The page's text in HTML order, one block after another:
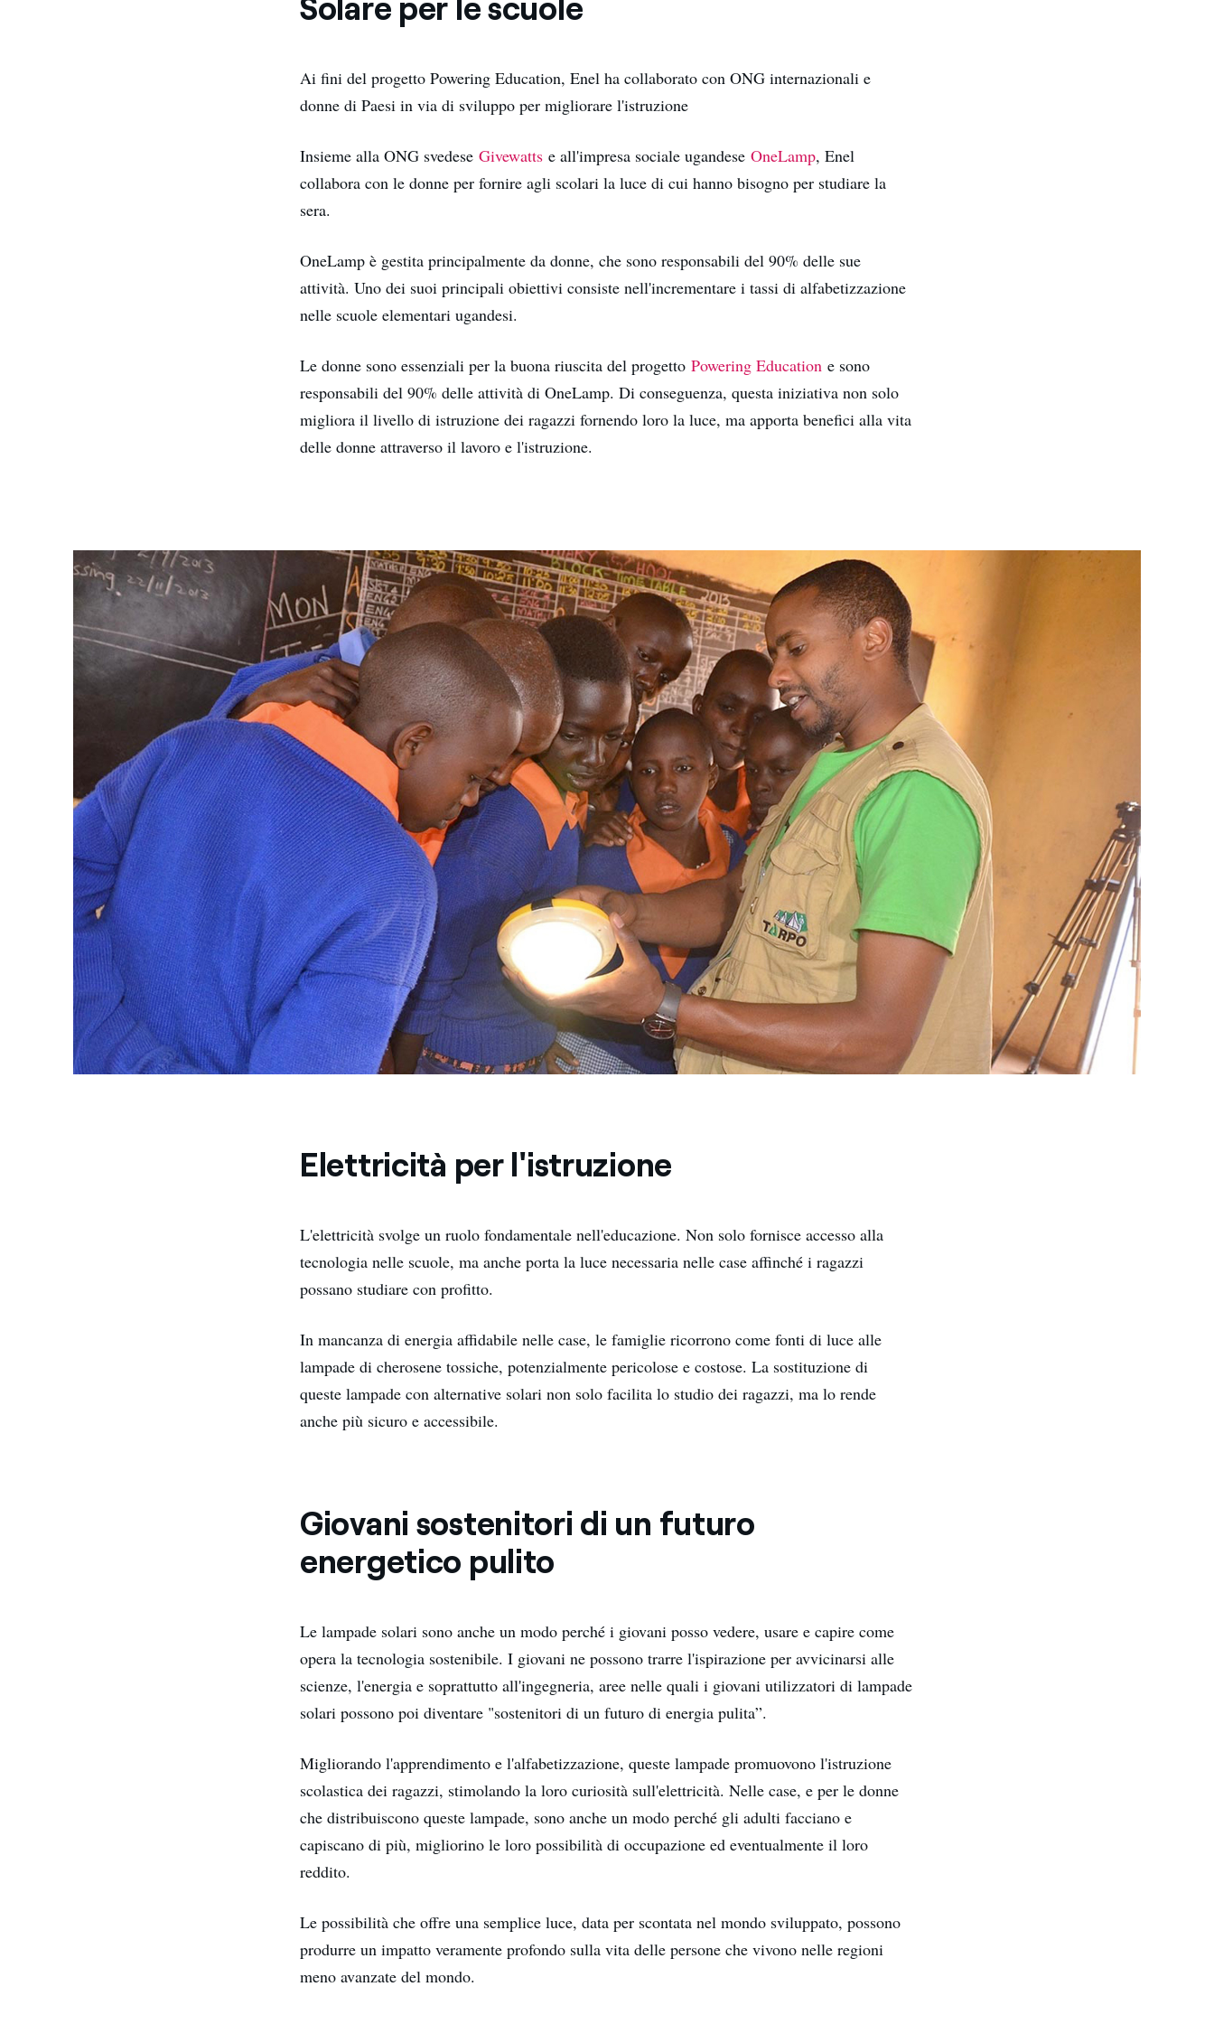
Solare per le scuole
Ai fini del progetto Powering Education, Enel ha collaborato con ONG internazionali e
donne di Paesi in via di sviluppo per migliorare l'istruzione
Insieme alla ONG svedeseGivewatts e all'impresa sociale ugandeseOneLamp, Enel
collabora con le donne per fornire agli scolari la luce di cui hanno bisogno per studiare la
sera.
OneLamp è gestita principalmente da donne, che sono responsabili del 90% delle sue
attività. Uno dei suoi principali obiettivi consiste nell'incrementare i tassi di alfabetizzazione
nelle scuole elementari ugandesi.
Le donne sono essenziali per la buona riuscita del progettoPowering Education e sono
responsabili del 90% delle attività di OneLamp. Di conseguenza, questa iniziativa non solo
migliora il livello di istruzione dei ragazzi fornendo loro la luce, ma apporta benefici alla vita
delle donne attraverso il lavoro e l'istruzione.
Elettricità per l'istruzione
L'elettricità svolge un ruolo fondamentale nell'educazione. Non solo fornisce accesso alla
tecnologia nelle scuole, ma anche porta la luce necessaria nelle case affinché i ragazzi
possano studiare con profitto.
In mancanza di energia affidabile nelle case, le famiglie ricorrono come fonti di luce alle
lampade di cherosene tossiche, potenzialmente pericolose e costose. La sostituzione di
queste lampade con alternative solari non solo facilita lo studio dei ragazzi, ma lo rende
anche più sicuro e accessibile.
Giovani sostenitori di un futuro
energetico pulito
Le lampade solari sono anche un modo perché i giovani posso vedere, usare e capire come
opera la tecnologia sostenibile. I giovani ne possono trarre l'ispirazione per avvicinarsi alle
scienze, l'energia e soprattutto all'ingegneria, aree nelle quali i giovani utilizzatori di lampade
solari possono poi diventare "sostenitori di un futuro di energia pulita”.
Migliorando l'apprendimento e l'alfabetizzazione, queste lampade promuovono l'istruzione
scolastica dei ragazzi, stimolando la loro curiosità sull'elettricità. Nelle case, e per le donne
che distribuiscono queste lampade, sono anche un modo perché gli adulti facciano e
capiscano di più, migliorino le loro possibilità di occupazione ed eventualmente il loro
reddito.
Le possibilità che offre una semplice luce, data per scontata nel mondo sviluppato, possono
produrre un impatto veramente profondo sulla vita delle persone che vivono nelle regioni
meno avanzate del mondo.